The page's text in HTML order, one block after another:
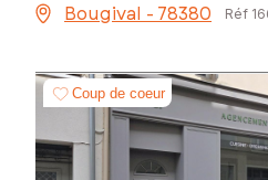
Bougival - 78380 Réf
Coup de coeur